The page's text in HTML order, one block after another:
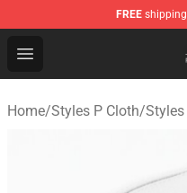
FREE
Open menu
Styles P Shop -
Home/Styles P Cloth/